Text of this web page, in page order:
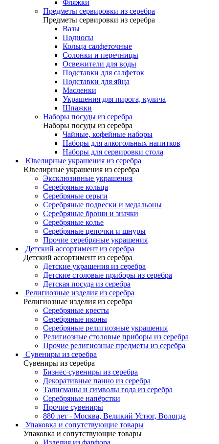
Фляжки
Предметы сервировки из серебра
Предметы сервировки из серебра
Вазы
Подносы
Кольца салфеточные
Солонки и перечницы
Освежители для воды
Подставки для салфеток
Подставки для яйца
Масленки
Украшения для пирога, кулича
Шпажки
Наборы посуды из серебра
Наборы посуды из серебра
Чайные, кофейные наборы
Наборы для алкогольных напитков
Наборы для сервировки стола
Ювелирные украшения из серебра
Ювелирные украшения из серебра
Эксклюзивные украшения
Серебряные кольца
Серебряные серьги
Серебряные подвески и медальоны
Серебряные броши и значки
Серебряные колье
Серебряные цепочки и шнуры
Прочие серебряные украшения
Детский ассортимент из серебра
Детский ассортимент из серебра
Детские украшения из серебра
Детские столовые приборы из серебра
Детская посуда из серебра
Религиозные изделия из серебра
Религиозные изделия из серебра
Серебряные кресты
Серебряные иконы
Серебряные религиозные украшения
Религиозные столовые приборы из серебра
Прочие религиозные предметы из серебра
Сувениры из серебра
Сувениры из серебра
Бизнес-сувениры из серебра
Декоративные панно из серебра
Талисманы и символы года из серебра
Серебряные напёрстки
Прочие сувениры
880 лет - Москва, Великий Устюг, Вологда
Упаковка и сопутствующие товары
Упаковка и сопутствующие товары
Изделия из фарфора